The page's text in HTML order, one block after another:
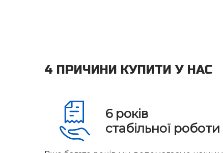
4 ПРИЧИНИ КУПИТИ У НАС
6 років
стабільної роботи